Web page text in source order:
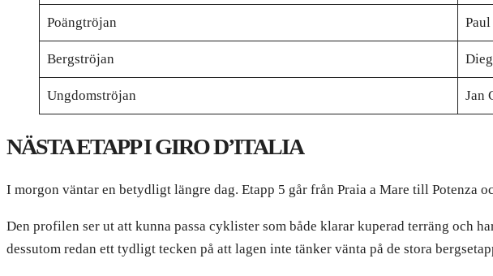
Poängtröjan
Bergströjan
Ungdomströjan Jan
NÄSTA ETAPP I GIRO D’ITALIA
I morgon väntar en betydligt längre dag. Etapp 5 går från Praia a Mare till Potenza
Den profilen ser ut att kunna passa cyklister som både klarar kuperad terräng och
dessutom redan ett tydligt tecken på att lagen inte tänker vänta på de stora